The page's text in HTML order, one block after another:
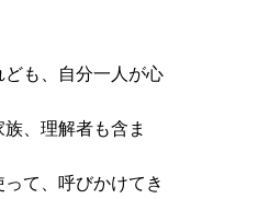
も、自分一人が心
、理解者も含ま
て、呼びかけてき